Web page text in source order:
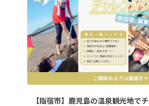
【指宿市】鹿児島の温泉観光地で